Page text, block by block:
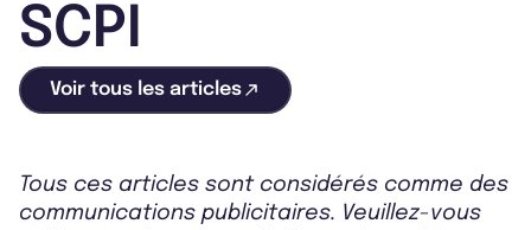
SCPI
Voir tous les articles
Tous ces articles sont considérés comme des
communications publicitaires. Veuillez-vous